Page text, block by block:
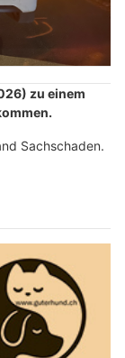
zu einem
Sachschaden.